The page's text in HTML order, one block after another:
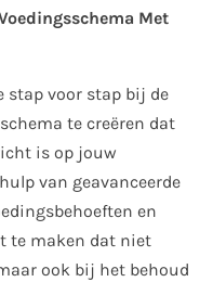
Met
stap voor stap bij de
te creëren dat
is op jouw
van geavanceerde
en
te maken dat niet
ook bij het behoud